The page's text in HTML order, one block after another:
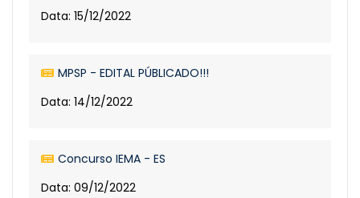
Data: 15/12/2022
MPSP - EDITAL PÚBLICADO!!!
Data: 14/12/2022
Concurso IEMA - ES
Data: 09/12/2022